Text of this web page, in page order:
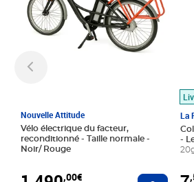
Nouvelle Attitude
Vélo électrique du facteur,
reconditionné - Taille normale -
Noir/ Rouge
,00€ Ajouter
La
-